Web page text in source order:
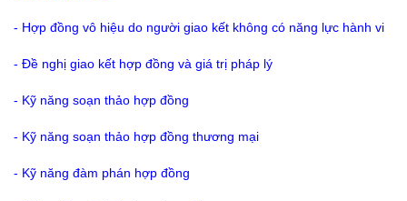
- Hợp đồng vô hiệu do người giao kết không có năng lực hành vi
- Đề nghị giao kết hợp đồng và giá trị pháp lý
- Kỹ năng soạn thảo hợp đồng
- Kỹ năng soạn thảo hợp đồng thương mại
- Kỹ năng đàm phán hợp đồng